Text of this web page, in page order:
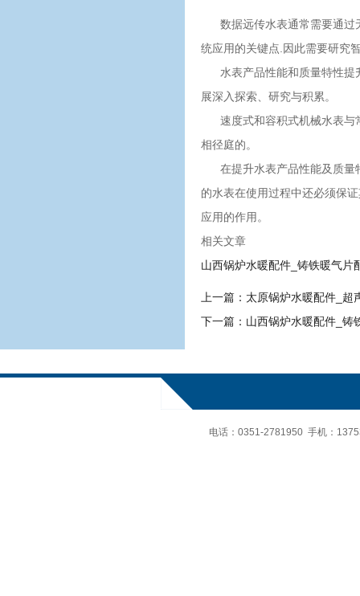
数据远传水表通常需要通过
统应用的关键点.因此需要研究
水表产品性能和质量特性提
展深入探索、研究与积累。
速度式和容积式机械水表与
相径庭的。
在提升水表产品性能及质量
的水表在使用过程中还必须保
应用的作用。
相关文章
山西锅炉水暖配件_铸铁暖气片
上一篇： 太原锅炉水暖配件_超
下一篇： 山西锅炉水暖配件_铸
电话： 0351-2781950 手机：